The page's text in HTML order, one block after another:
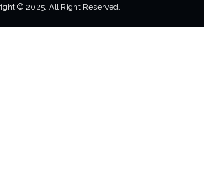
© 2025. All Right Reserved.